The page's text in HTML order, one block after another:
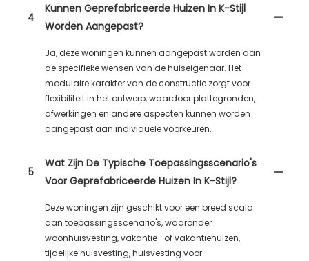
4
Kunnen Geprefabriceerde Huizen In K-Stijl
Worden Aangepast?
Ja, deze woningen kunnen aangepast worden aan
de specifieke wensen van de huiseigenaar. Het
modulaire karakter van de constructie zorgt voor
flexibiliteit in het ontwerp, waardoor plattegronden,
afwerkingen en andere aspecten kunnen worden
aangepast aan individuele voorkeuren.
5
Wat Zijn De Typische Toepassingsscenario's
Voor Geprefabriceerde Huizen In K-Stijl?
Deze woningen zijn geschikt voor een breed scala
aan toepassingsscenario's, waaronder
woonhuisvesting, vakantie- of vakantiehuizen,
tijdelijke huisvesting, huisvesting voor